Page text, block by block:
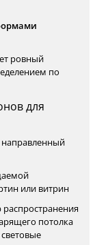
ровный
по
для
направленный
или витрин
потолка